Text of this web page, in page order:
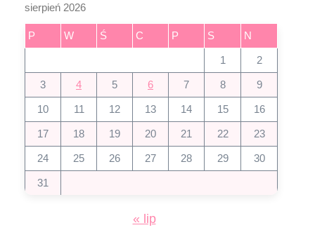
sierpień 2026
P W Ś C P S N
1 2
3 4 5 6 7 8 9
10 11 12 13 14 15 16
17 18 19 20 21 22 23
24 25 26 27 28 29 30
31
« lip